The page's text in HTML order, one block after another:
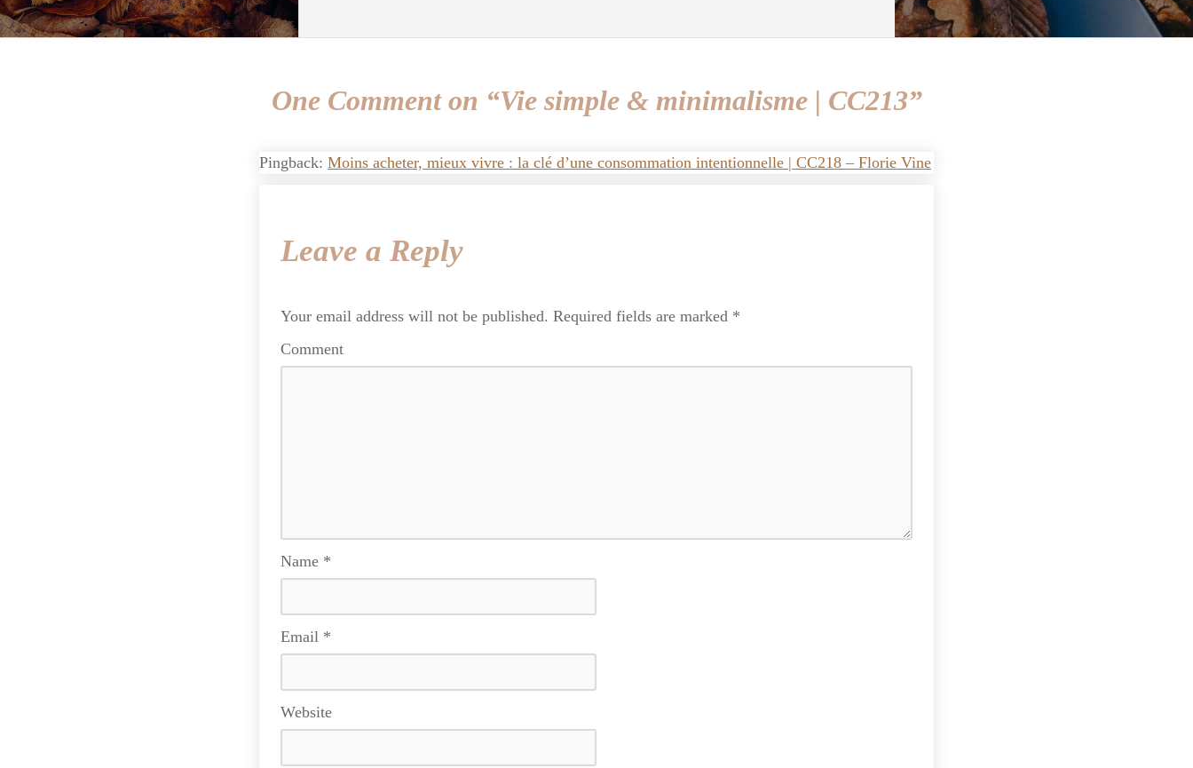
One Comment on “Vie simple & minimalisme | CC213”
Pingback: Moins acheter, mieux vivre : la clé d’une consommation intentionnelle | CC218 – Florie Vine
Leave a Reply
Your email address will not be published. Required fields are marked *
Comment
Name *
Email *
Website